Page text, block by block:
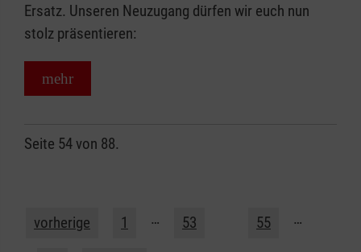
Ersatz. Unseren Neuzugang dürfen wir euch nun
stolz präsentieren:
mehr
Seite 54 von 88.
vorherige 1 … 53 55 …